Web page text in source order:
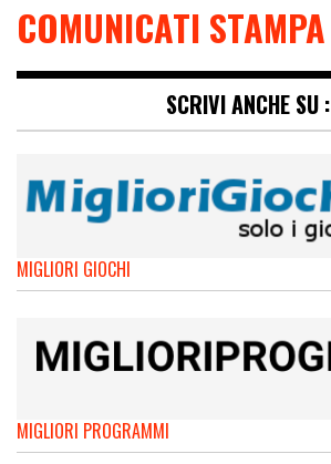
COMUNICATI STAMPA
SCRIVI ANCHE SU :
MIGLIORI GIOCHI
MIGLIORI PROGRAMMI